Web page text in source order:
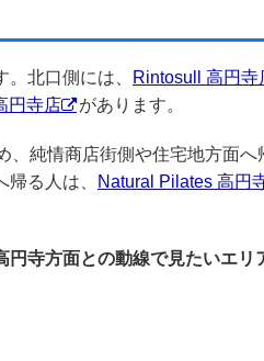
北口側には、 Rintosull 高円寺
円寺店 があります。
純情商店街側や住宅地方面へ
る人は、
Natural Pilates 高円
円寺方面との動線で見たいエリ